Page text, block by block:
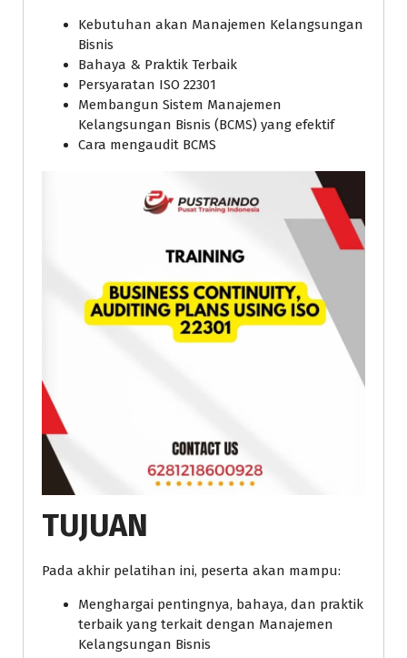
Kebutuhan akan Manajemen Kelangsungan
Bisnis
Bahaya & Praktik Terbaik
Persyaratan ISO 22301
Membangun Sistem Manajemen
Kelangsungan Bisnis (BCMS) yang efektif
Cara mengaudit BCMS
TUJUAN
Pada akhir pelatihan ini, peserta akan mampu:
Menghargai pentingnya, bahaya, dan praktik
terbaik yang terkait dengan Manajemen
Kelangsungan Bisnis